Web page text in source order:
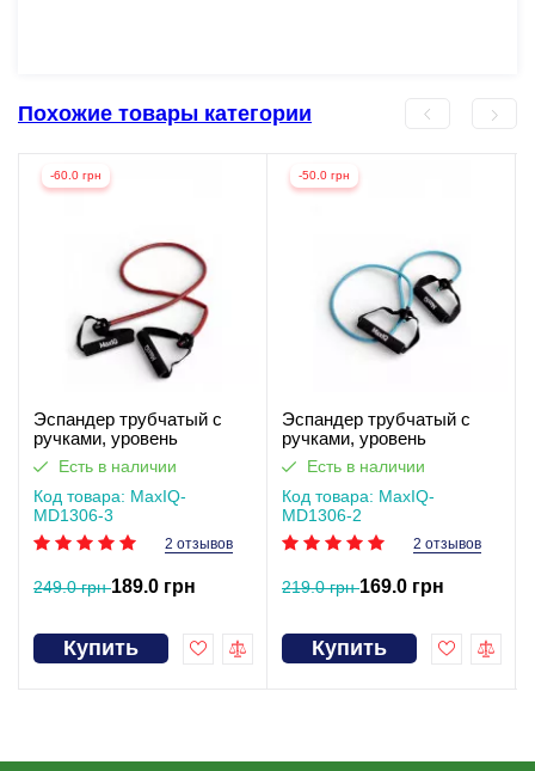
Похожие товары категории
-60.0 грн
Эспандер трубчатый с
ручками, уровень
сопротивления 3 MaxIQ-
MD1306
Есть в наличии
Код товара: MaxIQ-
MD1306-3
2 отзывов
249.0 грн189.0 грн
Купить
-50.0 грн
Эспандер трубчатый с
ручками, уровень
сопротивления 2 MaxIQ-
MD1306
Есть в наличии
Код товара: MaxIQ-
MD1306-2
2 отзывов
219.0 грн169.0 грн
Купить